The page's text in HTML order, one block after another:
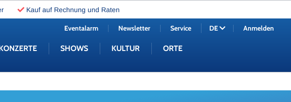
Kauf auf Rechnung und Raten
SHOWS KULTUR ORTE
Eventalarm Newsletter Service DE Anmelden